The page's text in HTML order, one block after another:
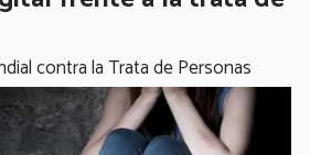
contra la Trata de Personas